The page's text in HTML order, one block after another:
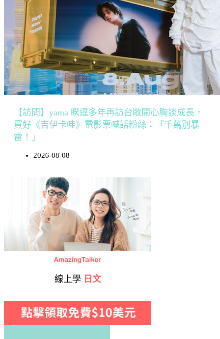
【訪問】yama 睽違多年再訪台敞開心胸談成長，
買好《吉伊卡哇》電影票喊話粉絲：「千萬別暴
雷！」
2026-08-08
線上學 日文